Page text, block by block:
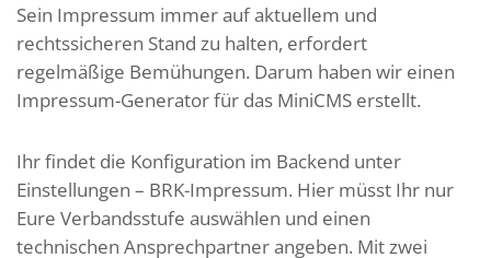
Sein Impressum immer auf aktuellem und
rechtssicheren Stand zu halten, erfordert
regelmäßige Bemühungen. Darum haben wir einen
Impressum-Generator für das MiniCMS erstellt.
Ihr findet die Konfiguration im Backend unter
Einstellungen – BRK-Impressum. Hier müsst Ihr nur
Eure Verbandsstufe auswählen und einen
technischen Ansprechpartner angeben. Mit zwei